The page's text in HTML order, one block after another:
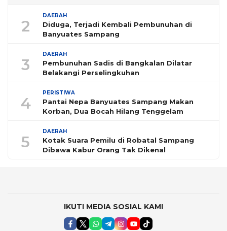
2
DAERAH
Diduga, Terjadi Kembali Pembunuhan di
Banyuates Sampang
3
DAERAH
Pembunuhan Sadis di Bangkalan Dilatar
Belakangi Perselingkuhan
4
PERISTIWA
Pantai Nepa Banyuates Sampang Makan
Korban, Dua Bocah Hilang Tenggelam
5
DAERAH
Kotak Suara Pemilu di Robatal Sampang
Dibawa Kabur Orang Tak Dikenal
IKUTI MEDIA SOSIAL KAMI